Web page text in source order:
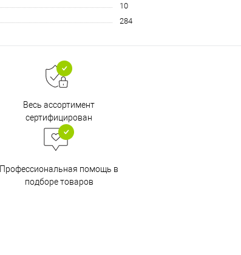
10
284
Весь ассортимент
сертифицирован
Профессиональная помощь в
подборе товаров